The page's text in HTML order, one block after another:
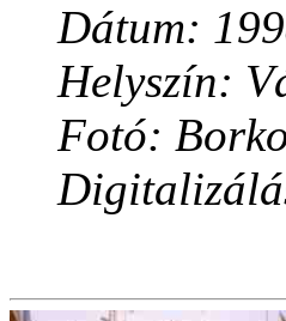
Dátum:
Helyszín:
Fotó: